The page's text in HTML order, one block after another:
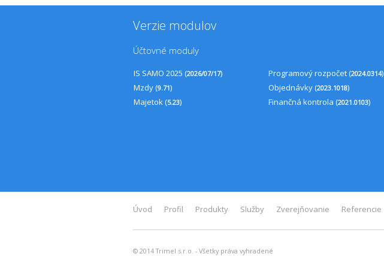
Verzie modulov
Účtovné moduly
IS SAMO 2025 (2026/07/17) Programový rozpočet (2024.0314)
Mzdy (9.71) Objednávky (2023.1018)
Majetok (5.23) Finančná kontrola (2021.0103)
Úvod Profil Produkty Služby Zverejňovanie Referencie
© 2014 Trimel s.r.o. - Všetky práva vyhradené